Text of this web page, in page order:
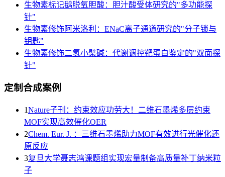
生物素标记鹅脱氧胆酸：胆汁酸受体研究的"多功能探
针"
生物素修饰阿米洛利：ENaC离子通道研究的"分子锁与
钥匙"
生物素修饰二氢小檗碱：代谢调控靶蛋白鉴定的"双面探
针"
定制合成案例
1Nature子刊：约束效应功劳大！二维石墨烯多层约束
MOF实现高效催化OER
2Chem. Eur. J. ：三维石墨烯助力MOF有效进行光催化还
原反应
3复旦大学聂志鸿课题组实现宏量制备高质量补丁纳米粒
子